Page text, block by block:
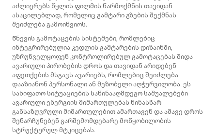
აძლიერებს წყლის ფილმის წარმოქმნის თავიდან
ასაცილებლად, რომელიც გამტარი გზების შექმნას
შეიძლება გამოიწვიოს.
Წნევის გამოტაცების სისტემები, რომლებიც
ინტეგრირებულია კედლის გამტარების დიზაინში,
უზრუნველყოფენ კონტროლირებულ გამოტაცებას შიდა
ავარიული პირობების დროს და თავიდან არიდებენ
აფეთქების მსგავს ავარიებს, რომლებიც შეიძლება
დააზიანონ პერსონალი ან მეზობელი აღჭურვილობა. ეს
სახიფათო სიტუაციების საწინააღმდეგო საშუალებები
ავარიული ენერგიის მიმართულებას წინასწარ
განსაზღვრული მიმართულებით ამართავენ და ამავე დროს
შენარჩუნებენ გარშემომდებარე მოწყობილობის
სტრუქტურულ მტკიცებას.